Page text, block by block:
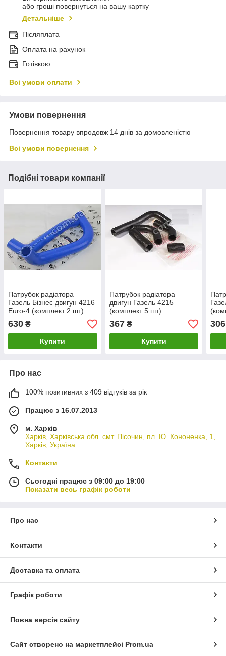
або гроші повернуться на вашу картку
Детальніше
Післяплата
Оплата на рахунок
Готівкою
Всі умови оплати
Умови повернення
Повернення товару впродовж 14 днів за домовленістю
Всі умови повернення
Подібні товари компанії
Патрубок радіатора
Газель Бізнес двигун 4216
Euro-4 (комплект 2 шт)
силікон синій (пр-во Авто
Престиж)
630 ₴
Купити
Патрубок радіатора
двигун Газель 4215
(комплект 5 шт)
(виробництво NIRTI)
367₴
Купити
306
Про нас
100% позитивних з 409 відгуків за рік
Працює з 16.07.2013
м. Харків
Харків, Харківська обл. смт. Пісочин, пл. Ю. Кононенка, 1,
Харків, Україна
Контакти
Сьогодні працює з 09:00 до 19:00
Показати весь графік роботи
Про нас
Контакти
Доставка та оплата
Графік роботи
Повна версія сайту
Сайт створено на маркетплейсі Prom.ua